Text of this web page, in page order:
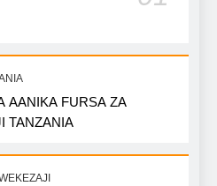
AANIKA FURSA ZA
TANZANIA